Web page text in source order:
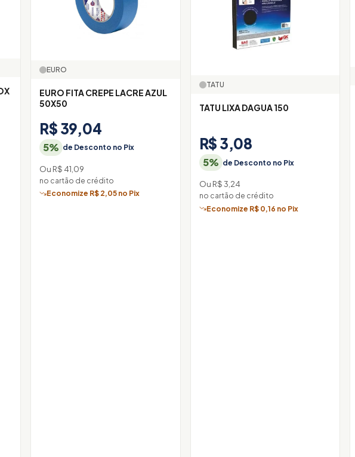
EURO
EURO FITA CREPE LACRE AZUL
50X50
R$ 39,04
5% de Desconto no Pix
Ou R$ 41,09
no cartão de crédito
Economize R$ 2,05 no Pix
TATU
TATU LIXA DAGUA 150
R$ 3,08
5% de Desconto no Pix
Ou R$ 3,24
no cartão de crédito
Economize R$ 0,16 no Pix